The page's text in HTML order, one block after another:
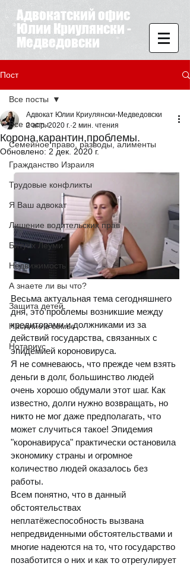
Адвокатский офис
Юлии Криулянски -
Медведовски
Пост
Все посты
Семейное право, разводы, алименты
Гражданство Израиля
Трудовые конфликты
Я Ваш адвокат
Лишение водительских прав
Битуах Леуми
Недвижимость
А знаете ли вы что?
Защита детей
Насилие в семье
Нотариус
Все посты
Корона,карантин,проблемы.
Адвокат Юлии Криулянски-Медведовски
2 апр. 2020 г. 2 мин. чтения
Обновлено: 2 дек. 2020 г.
Весьма актуальная тема сегодняшнего
дня, это проблемы возникшие между
кредиторами и должниками из за
действий государства, связанных с
эпидемией короновируса.
Я не сомневаюсь, что прежде чем взять
деньги в долг, большинство людей
очень хорошо обдумали этот шаг. Как
известно, долги нужно возвращать, но
никто не мог даже предполагать, что
может случиться такое! Эпидемия
"коронавируса" практически остановила
экономику страны и огромное
количество людей оказалось без
работы.
Всем понятно, что в данный
обстоятельствах
неплатёжеспособность вызвана
непредвиденными обстоятельствами и
многие надеются на то, что государство
позаботится о них и как то отрегулирует